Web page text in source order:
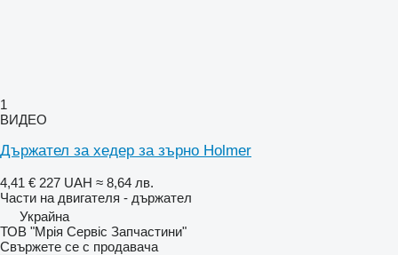
1
ВИДЕО
Държател за хедер за зърно Holmer
4,41 € 227 UAH ≈ 8,64 лв.
Части на двигателя - държател
Украйна
ТОВ "Мрія Сервіс Запчастини"
Свържете се с продавача